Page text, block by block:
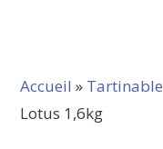
Accueil » Tartinable
Lotus 1,6kg